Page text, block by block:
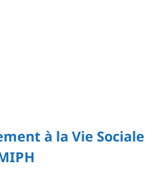
à la Vie Sociale